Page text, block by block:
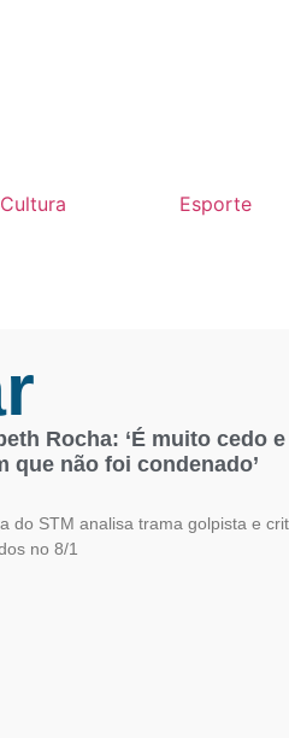
Cultura Esporte
Rocha: ‘É muito cedo
que não foi condenado’
do STM analisa trama golpista e
no 8/1